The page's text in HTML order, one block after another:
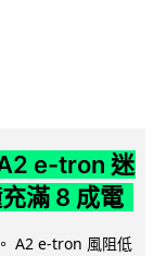
e-tron 迷
滿 8 成電
A2 e-tron 風阻低